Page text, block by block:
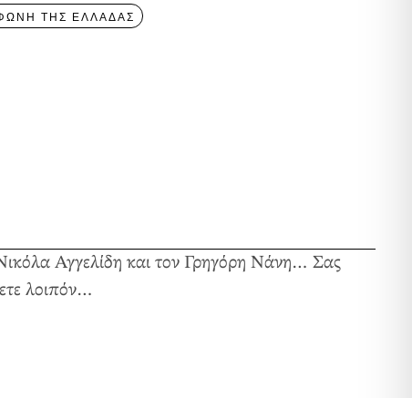
ΤΗΣ ΕΛΛΑΔΑΣ
Αγγελίδη και τον Γρηγόρη Νάνη… Σας
λοιπόν…